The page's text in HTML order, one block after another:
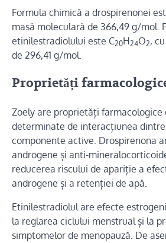
Formula chimică a drospirenonei
masă moleculară de 366,49 g/mol.
etinilestradiolului este C20H24O2,
de 296,41 g/mol.
Proprietăți
Zoely are proprietăți farmacologice
determinate de interacțiunea
componente active. Drospirenona
androgene și anti-
reducerea riscului de apariție a
androgene și a retenției de apă.
Etinilestradiolul are efecte
la reglarea ciclului menstrual și la
simptomelor de menopauză. De